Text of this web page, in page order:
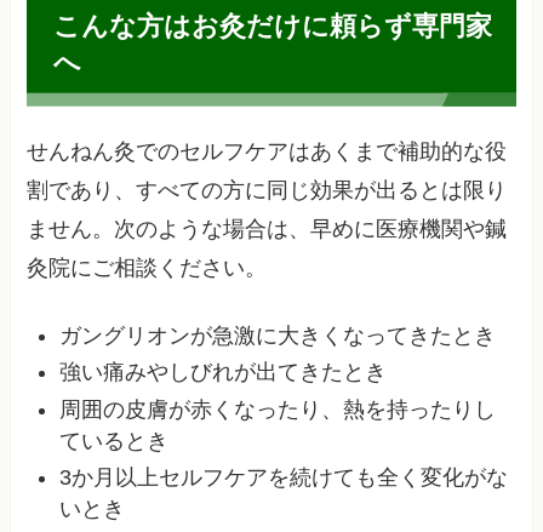
こんな方はお灸だけに頼らず専門家
へ
せんねん灸でのセルフケアはあくまで補助的な役
割であり、すべての方に同じ効果が出るとは限り
ません。次のような場合は、早めに医療機関や鍼
灸院にご相談ください。
ガングリオンが急激に大きくなってきたとき
強い痛みやしびれが出てきたとき
周囲の皮膚が赤くなったり、熱を持ったりし
ているとき
3か月以上セルフケアを続けても全く変化がな
いとき